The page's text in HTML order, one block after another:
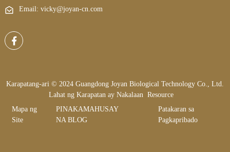
Email: vicky@joyan-cn.com
Karapatang-ari © 2024 Guangdong Joyan Biological Technology Co., Ltd.
Lahat ng Karapatan ay Nakalaan Resource
Mapa ng
Site
PINAKAMAHUSAY
NA BLOG
Patakaran sa
Pagkapribado